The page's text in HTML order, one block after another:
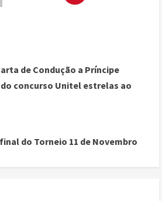
de Condução a Príncipe
concurso Unitel estrelas ao
do Torneio 11 de Novembro